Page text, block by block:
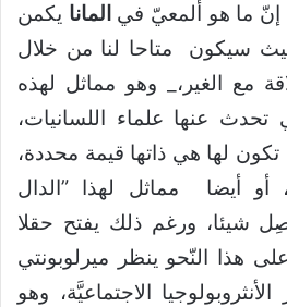
إنّ ما هو ألمعيّ في المانا يكمن
سيكون متاحا لنا من خلال
مع الغير،_ وهو مماثل لهذه
تحدث عنها علماء اللسانيات،
لها هي ذاتها قيمة محددة،
أو أيضا مماثل لهذا ”الدال
شيئا، ورغم ذلك يفتح حقلا
هذا النّحو ينظر ميرلوبونتي
الاجتماعيَّة، وهو